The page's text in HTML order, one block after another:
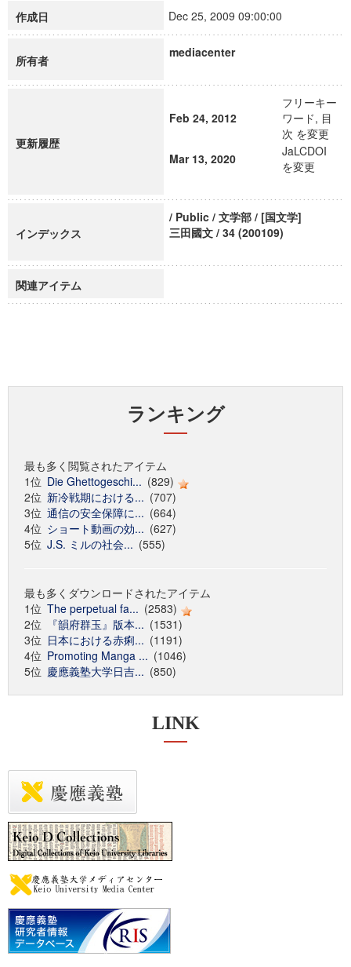
作成日 Dec 25, 2009 09:00:00
所有者
mediacenter
更新履歴
Feb 24, 2012
フリーキー
ワード, 目
次 を変更
Mar 13, 2020
JaLCDOI
を変更
インデックス
/ Public / 文学部 / [国文学]
三田國文 / 34 (200109)
関連アイテム
ランキング
最も多く閲覧されたアイテム
1位 Die Ghettogeschi... (829)
2位 新冷戦期における... (707)
3位 通信の安全保障に... (664)
4位 ショート動画の効... (627)
5位 J.S. ミルの社会... (555)
最も多くダウンロードされたアイテム
1位 The perpetual fa... (2583)
2位
『韻府群玉』版本... (1531)
3位 日本における赤痢... (1191)
4位 Promoting Manga ... (1046)
5位 慶應義塾大学日吉... (850)
LINK